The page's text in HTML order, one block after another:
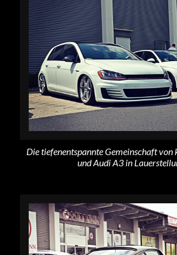
Die tiefenentspannte Gemeinschaft
und Audi A3 in